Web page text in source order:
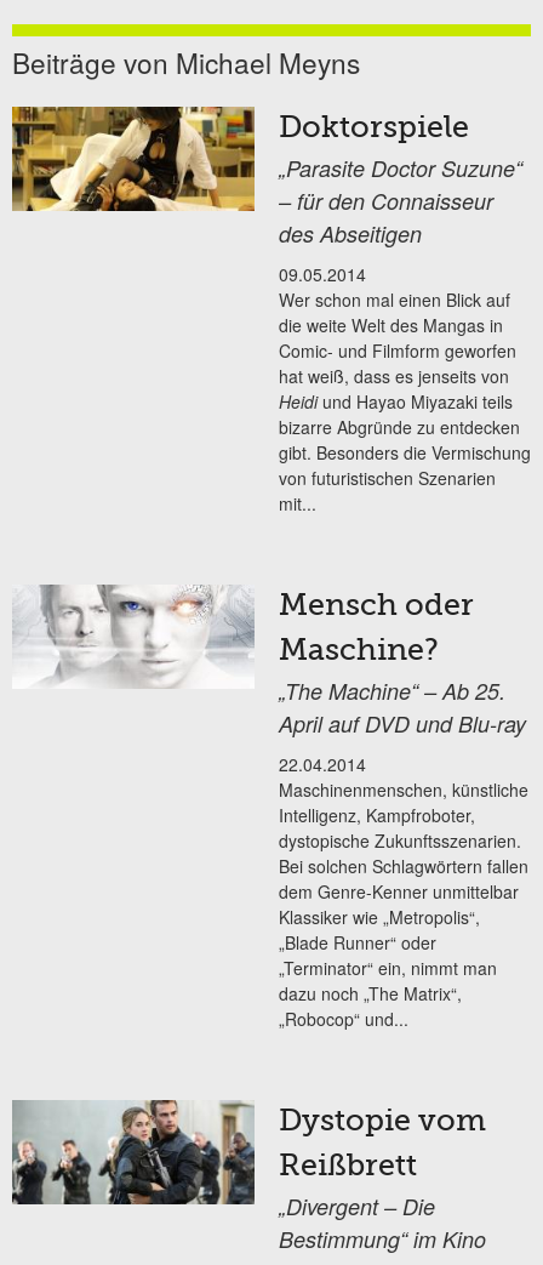
Beiträge von Michael Meyns
Doktorspiele
„Parasite Doctor Suzune“
– für den Connaisseur
des Abseitigen
09.05.2014
Wer schon mal einen Blick auf
die weite Welt des Mangas in
Comic- und Filmform geworfen
hat weiß, dass es jenseits von
Heidiund Hayao Miyazaki teils
bizarre Abgründe zu entdecken
gibt. Besonders die Vermischung
von futuristischen Szenarien
mit...
Mensch oder
Maschine?
„The Machine“ – Ab 25.
April auf DVD und Blu-ray
22.04.2014
Maschinenmenschen, künstliche
Intelligenz, Kampfroboter,
dystopische Zukunftsszenarien.
Bei solchen Schlagwörtern fallen
dem Genre-Kenner unmittelbar
Klassiker wie „Metropolis“,
„Blade Runner“ oder
„Terminator“ ein, nimmt man
dazu noch „The Matrix“,
„Robocop“ und...
Dystopie vom
Reißbrett
„Divergent – Die
Bestimmung“ im Kino